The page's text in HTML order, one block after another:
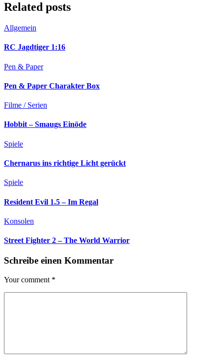
Related posts
Allgemein
RC Jagdtiger 1:16
Pen & Paper
Pen & Paper Charakter Box
Filme / Serien
Hobbit – Smaugs Einöde
Spiele
Chernarus ins richtige Licht gerückt
Spiele
Resident Evil 1.5 – Im Regal
Konsolen
Street Fighter 2 – The World Warrior
Schreibe einen Kommentar
Your comment *